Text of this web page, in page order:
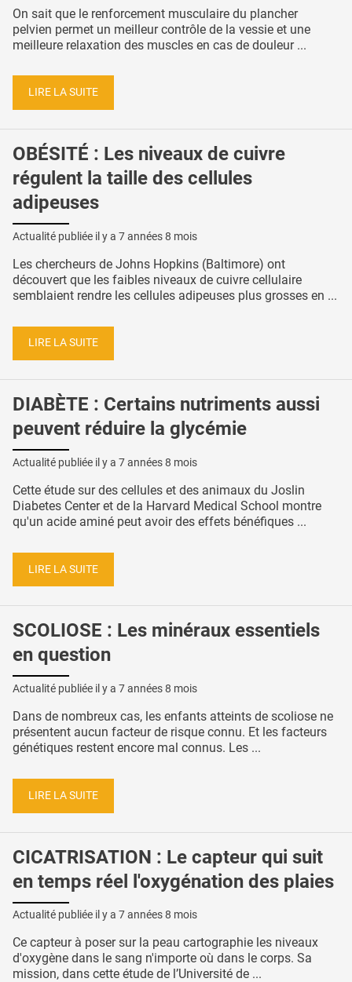
On sait que le renforcement musculaire du plancher
pelvien permet un meilleur contrôle de la vessie et une
meilleure relaxation des muscles en cas de douleur ...
LIRE LA SUITE
OBÉSITÉ : Les niveaux de cuivre
régulent la taille des cellules
adipeuses
Actualité publiée il y a 7 années 8 mois
Les chercheurs de Johns Hopkins (Baltimore) ont
découvert que les faibles niveaux de cuivre cellulaire
semblaient rendre les cellules adipeuses plus grosses en ...
LIRE LA SUITE
DIABÈTE : Certains nutriments aussi
peuvent réduire la glycémie
Actualité publiée il y a 7 années 8 mois
Cette étude sur des cellules et des animaux du Joslin
Diabetes Center et de la Harvard Medical School montre
qu'un acide aminé peut avoir des effets bénéfiques ...
LIRE LA SUITE
SCOLIOSE : Les minéraux essentiels
en question
Actualité publiée il y a 7 années 8 mois
Dans de nombreux cas, les enfants atteints de scoliose ne
présentent aucun facteur de risque connu. Et les facteurs
génétiques restent encore mal connus. Les ...
LIRE LA SUITE
CICATRISATION : Le capteur qui suit
en temps réel l'oxygénation des plaies
Actualité publiée il y a 7 années 8 mois
Ce capteur à poser sur la peau cartographie les niveaux
d'oxygène dans le sang n'importe où dans le corps. Sa
mission, dans cette étude de l’Université de ...